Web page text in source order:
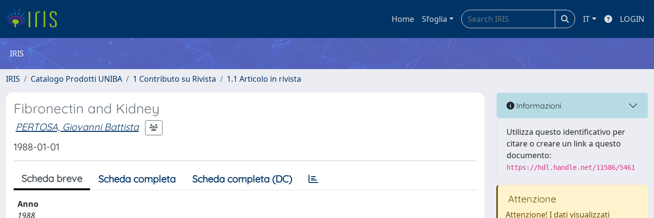
Home Sfoglia IT LOGIN
IRIS
IRIS Catalogo Prodotti UNIBA 1 Contributo su Rivista 1.1 Articolo in rivista
Fibronectin and Kidney
PERTOSA, Giovanni Battista
1988-01-01
Scheda breve Scheda completa Scheda completa (DC)
Anno
1988
Informazioni
Utilizza questo identificativo per
citare o creare un link a questo
documento:
https://hdl.handle.net/11586/5461
Attenzione
Attenzione! I dati visualizzati